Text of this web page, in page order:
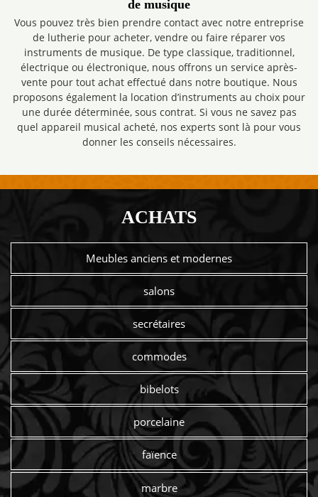
de musique
Vous pouvez très bien prendre contact avec notre entreprise
de lutherie pour acheter, vendre ou faire réparer vos
instruments de musique. De type classique, traditionnel,
électrique ou électronique, nous offrons un service après-
vente pour tout achat effectué dans notre boutique. Nous
proposons également la location d’instruments au choix pour
une durée déterminée, sous contrat. Si vous ne savez pas
quel appareil musical acheté, nos experts sont là pour vous
donner les conseils nécessaires.
ACHATS
Meubles anciens et modernes
salons
secrétaires
commodes
bibelots
porcelaine
faïence
marbre